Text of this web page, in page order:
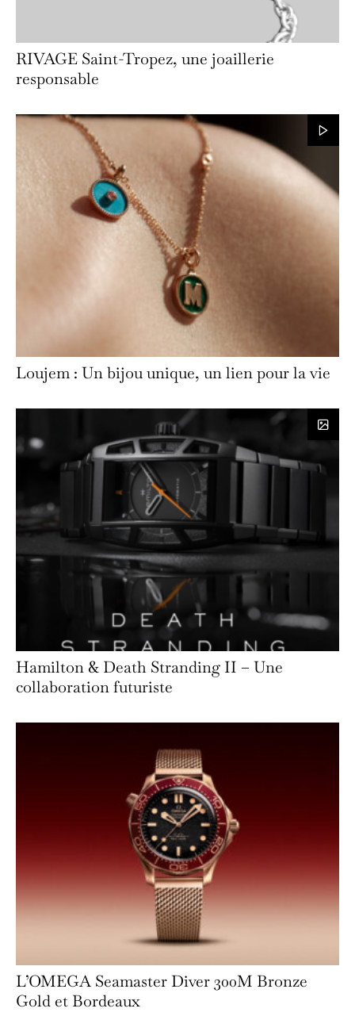
RIVAGE Saint-Tropez, une joaillerie
responsable
Loujem : Un bijou unique, un lien pour la vie
Hamilton & Death Stranding II – Une
collaboration futuriste
L’OMEGA Seamaster Diver 300M Bronze
Gold et Bordeaux